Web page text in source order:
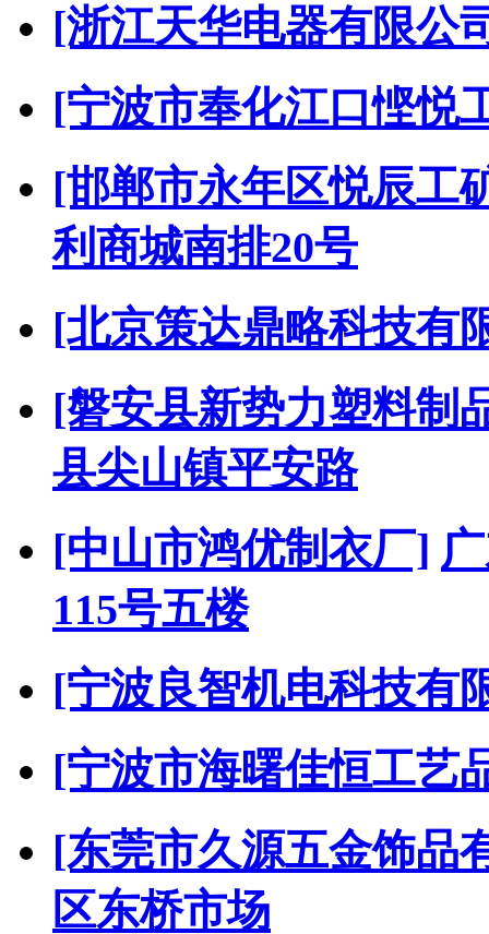
[浙江天华电器有限公
[宁波市奉化江口悭悦
[邯郸市永年区悦辰工
利商城南排20号
[北京策达鼎略科技有
[磐安县新势力塑料制
县尖山镇平安路
[中山市鸿优制衣厂]
115号五楼
[宁波良智机电科技有
[宁波市海曙佳恒工艺
[东莞市久源五金饰品
区东桥市场